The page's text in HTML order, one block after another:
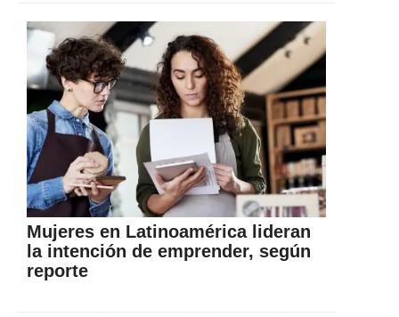
Mujeres en Latinoamérica lideran
la intención de emprender, según
reporte